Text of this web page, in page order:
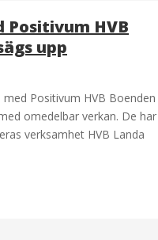
Positivum HVB
upp
Positivum HVB Boenden
omedelbar verkan. De har
verksamhet HVB Landa